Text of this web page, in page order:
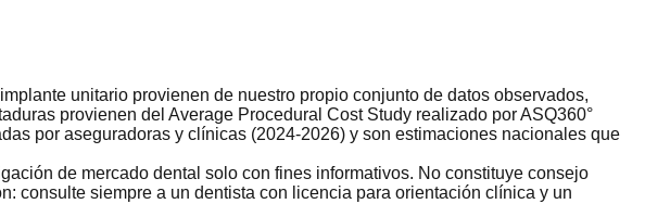
unitario provienen de nuestro propio conjunto de datos observados,
provienen del Average Procedural Cost Study realizado por ASQ360°
por aseguradoras y clínicas (2024-2026) y son estimaciones nacionales que
de mercado dental solo con fines informativos. No constituye consejo
consulte siempre a un dentista con licencia para orientación clínica y un